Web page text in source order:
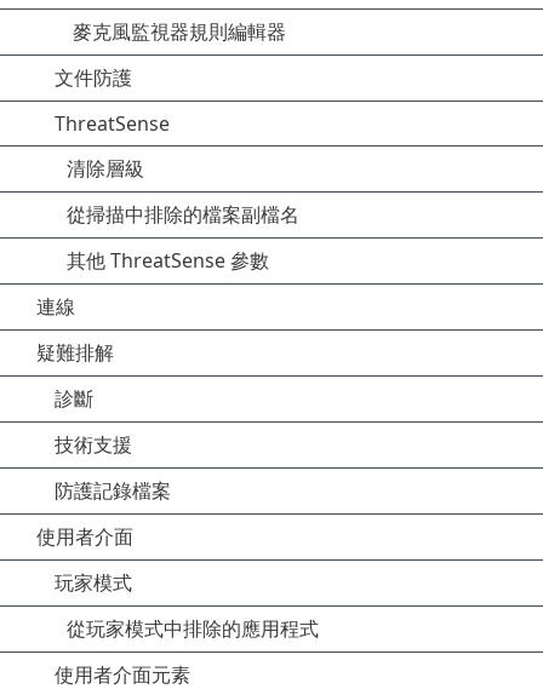
麥克風監視器規則編輯器
文件防護
ThreatSense
清除層級
從掃描中排除的檔案副檔名
其他 ThreatSense 參數
連線
疑難排解
診斷
技術支援
防護記錄檔案
使用者介面
玩家模式
從玩家模式中排除的應用程式
使用者介面元素